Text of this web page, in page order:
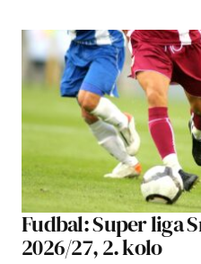
Fudbal: Super liga
2026/27, 2. kolo